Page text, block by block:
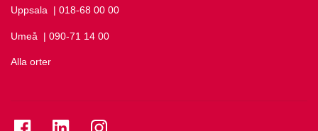
Uppsala Ring Uppsala på
| 018-68 00 00
Umeå Ring Umeå på
| 090-71 14 00
Alla orter
Se folkuniversitetet på Facebook
Se folkuniversitetet på LinkedIn